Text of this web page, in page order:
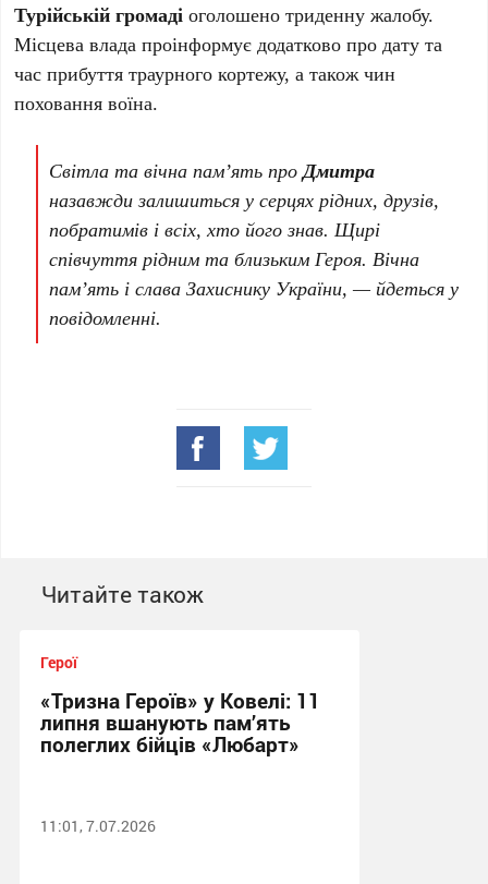
Турійській громаді оголошено триденну жалобу.
Місцева влада проінформує додатково про дату та
час прибуття траурного кортежу, а також чин
поховання воїна.
Світла та вічна пам’ять проДмитра
назавжди залишиться у серцях рідних, друзів,
побратимів і всіх, хто його знав. Щирі
співчуття рідним та близьким Героя. Вічна
пам’ять і слава Захиснику України, — йдеться у
повідомленні.
Читайте також
Герої
«Тризна Героїв» у Ковелі: 11
липня вшанують пам’ять
полеглих бійців «Любарт»
11:01, 7.07.2026